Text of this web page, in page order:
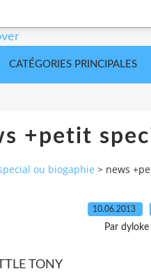
CATÉGORIES PRINCIPALES
+petit
ou biogaphie > news
10.06.2013
Par dyloke
TONY